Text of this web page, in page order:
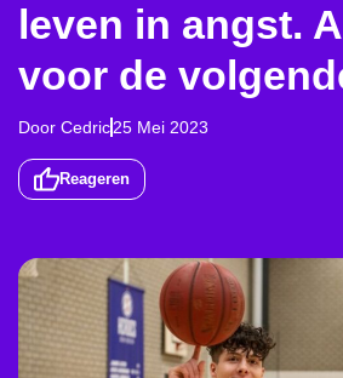
leven in angst.
voor de
Door Cedric25 Mei 2023
Reageren